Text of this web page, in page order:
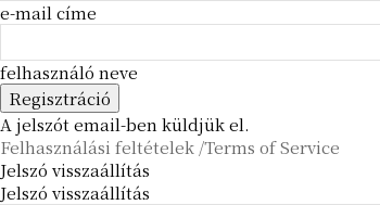
e-mail címe
felhasználó neve
A jelszót email-ben küldjük el.
Felhasználási feltételek /Terms of Service
Jelszó visszaállítás
Jelszó visszaállítás